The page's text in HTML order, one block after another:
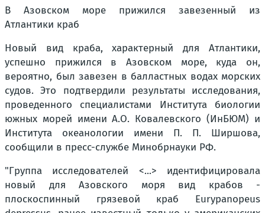
В Азовском море прижился завезенный из
Атлантики краб
Новый вид краба, характерный для Атлантики,
успешно прижился в Азовском море, куда он,
вероятно, был завезен в балластных водах морских
судов. Это подтвердили результаты исследования,
проведенного специалистами Института биологии
южных морей имени А.О. Ковалевского (ИнБЮМ) и
Института океанологии имени П. П. Ширшова,
сообщили в пресс-службе Минобрнауки РФ.
"Группа исследователей <...> идентифицировала
новый для Азовского моря вид крабов -
плоскоспинный грязевой краб Eurypanopeus